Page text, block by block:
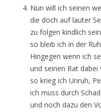
Nun will ich seinen
die doch auf lauter
zu folgen kindlich
so bleib ich in der
Hingegen wenn ich
und seinen Rat dabei
so krieg ich Unruh,
ich muss durch
und noch dazu den